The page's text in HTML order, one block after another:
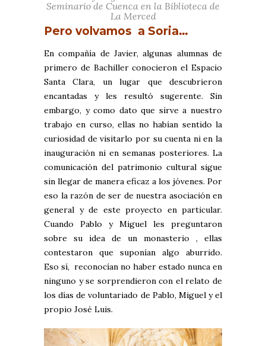
Seminario de Cuenca en la Biblioteca de
La Merced
Pero volvamos a Soria…
En compañía de Javier, algunas alumnas de
primero de Bachiller conocieron el Espacio
Santa Clara, un lugar que descubrieron
encantadas y les resultó sugerente. Sin
embargo, y como dato que sirve a nuestro
trabajo en curso, ellas no habían sentido la
curiosidad de visitarlo por su cuenta ni en la
inauguración ni en semanas posteriores. La
comunicación del patrimonio cultural sigue
sin llegar de manera eficaz a los jóvenes. Por
eso la razón de ser de nuestra asociación en
general y de este proyecto en particular.
Cuando Pablo y Miguel les preguntaron
sobre su idea de un monasterio , ellas
contestaron que suponían algo aburrido.
Eso sí, reconocían no haber estado nunca en
ninguno y se sorprendieron con el relato de
los días de voluntariado de Pablo, Miguel y el
propio José Luis.